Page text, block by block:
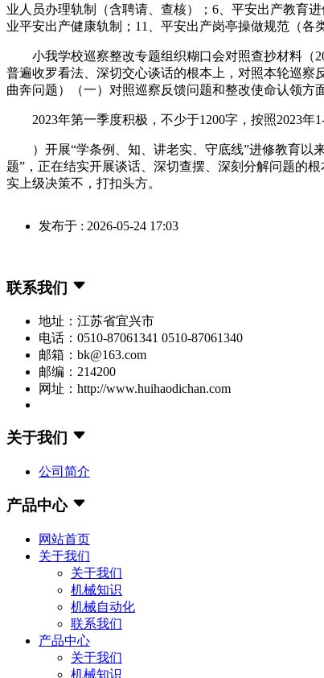
业人员办理轨制（含聘请、查核）；6、平安出产教育
业平安出产健康轨制；11、平安出产岗亭操做规范（各
小我学校巡察整改专题组织糊口会对照查抄材料（
普遍收罗看法、深切交心谈话的根本上，对照本轮巡察
曲奔问题）（一）对照巡察反馈问题和整改使命认领方
2023年第一季度积极，不少于1200字，按照2023年
）开展“学条例、知、讲老实、守底线”进修教育以来
题”，正在结实开展谈话、深切查摆、深刻分解问题的
实上级决策不，打扣头方。
发布于 : 2026-05-24 17:03
联系我们
地址：江苏省宜兴市
电话：0510-87061341 0510-87061340
邮箱：bk@163.com
邮编：214200
网址：http://www.huihaodichan.com
关于我们
公司简介
产品中心
网站首页
关于我们
关于我们
机械知识
机械自动化
联系我们
产品中心
关于我们
机械知识